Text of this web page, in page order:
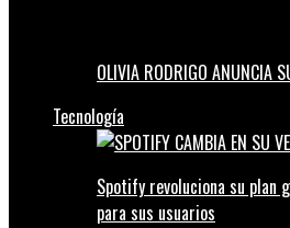
OLIVIA RODRIGO ANUNCIA
Tecnología
Spotify revoluciona su plan
para sus usuarios